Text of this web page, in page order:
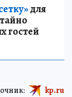
для
гостей
kp.ru